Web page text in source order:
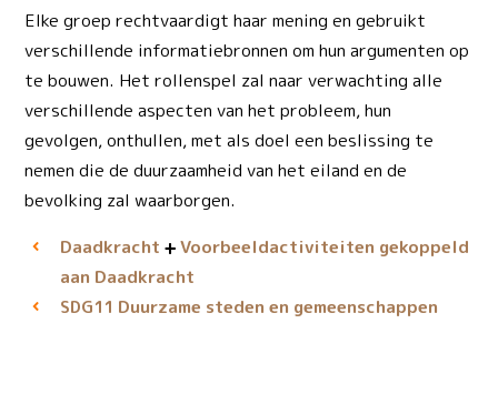
Elke groep rechtvaardigt haar mening en gebruikt
verschillende informatiebronnen om hun argumenten op
te bouwen. Het rollenspel zal naar verwachting alle
verschillende aspecten van het probleem, hun
gevolgen, onthullen, met als doel een beslissing te
nemen die de duurzaamheid van het eiland en de
bevolking zal waarborgen.
Daadkracht
Voorbeeld­activiteiten gekoppeld
aan Daadkracht
SDG11 Duurzame steden en gemeenschappen